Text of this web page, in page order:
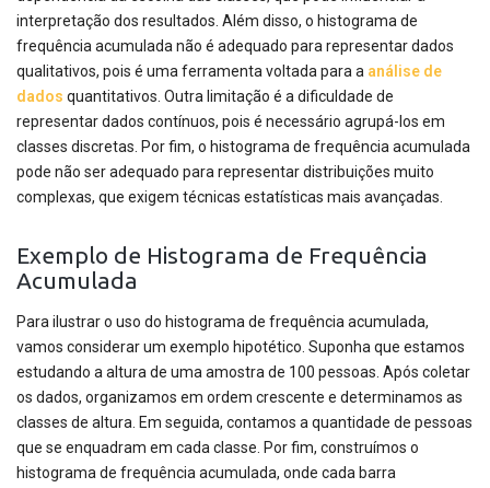
interpretação dos resultados. Além disso, o histograma de
frequência acumulada não é adequado para representar dados
qualitativos, pois é uma ferramenta voltada para a análise de
dados quantitativos. Outra limitação é a dificuldade de
representar dados contínuos, pois é necessário agrupá-los em
classes discretas. Por fim, o histograma de frequência acumulada
pode não ser adequado para representar distribuições muito
complexas, que exigem técnicas estatísticas mais avançadas.
Exemplo de Histograma de Frequência
Acumulada
Para ilustrar o uso do histograma de frequência acumulada,
vamos considerar um exemplo hipotético. Suponha que estamos
estudando a altura de uma amostra de 100 pessoas. Após coletar
os dados, organizamos em ordem crescente e determinamos as
classes de altura. Em seguida, contamos a quantidade de pessoas
que se enquadram em cada classe. Por fim, construímos o
histograma de frequência acumulada, onde cada barra